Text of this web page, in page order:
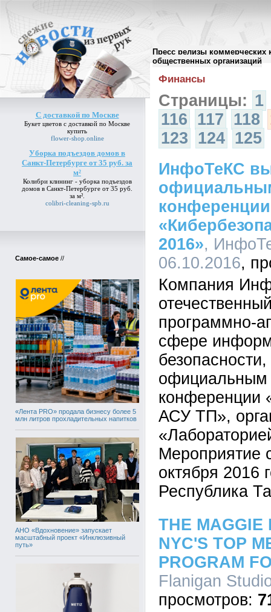
Пресс релизы коммерческих
общественных организаций
С доставкой по Москве
Букет цветов с доставкой по Москве
купить
flower-shop.online
Уборка подъездов домов в
Санкт-Петербурге от 35 руб. за
м²
Колибри клининг - уборка подъездов
домов в Санкт-Петербурге от 35 руб.
за м²
colibri-cleaning-spb.ru
Самое-самое //
«Лента PRO» продала бизнесу более 5
млн литров прохладительных напитков
АНО «Вдохновение» запускает
масштабный проект «Инклюзивный
путь»
Архив пресс-релизов//
Финансы
Страницы: 1
116 117 118
123 124 125
ИнфоТеКС
конференции
2016»,
06.10.2016
Компания
программно-
сфере
официальным
конференции
АСУ ТП»,
Мероприятие
октября 2016
Республика
THE MAGGIE
NYC'S TOP
PROGRAM
Flanigan